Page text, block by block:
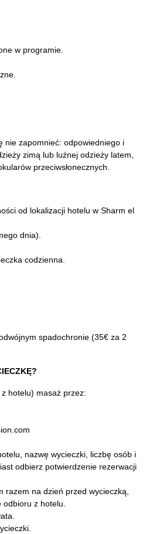
w programie.
nie zapomnieć: odpowiedniego i
zimą lub luźnej odzieży latem,
przeciwsłonecznych.
od lokalizacji hotelu w Sharm el
dnia).
codzienna.
spadochronie (35€ za 2
hotelu) masaż przez:
nazwę wycieczki, liczbę osób i
odbierz potwierdzenie rezerwacji
razem na dzień przed wycieczką,
z hotelu.